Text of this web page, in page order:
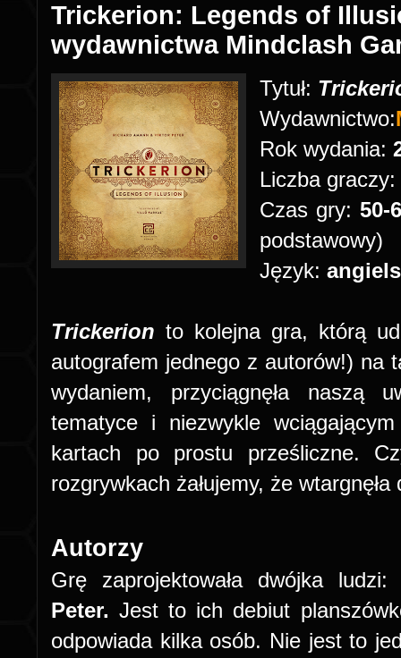
Trickerion: Legends of
wydawnictwa Mindclash
Tytuł:
Wydawnictwo:
Rok wydania:
Liczba graczy:
Czas gry: 50-
podstawowy)
Język:
Trickerion to kolejna gra, którą
autografem jednego z autorów!) na
wydaniem, przyciągnęła naszą
tematyce i niezwykle
kartach po prostu prześliczne.
rozgrywkach żałujemy, że
Autorzy
Grę zaprojektowała dwójka ludzi:
Peter. Jest to ich debiut
odpowiada kilka osób. Nie jest to